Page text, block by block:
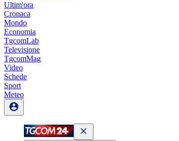
Ultim'ora
Cronaca
Mondo
Economia
TgcomLab
Televisione
TgcomMag
Video
Schede
Sport
Meteo